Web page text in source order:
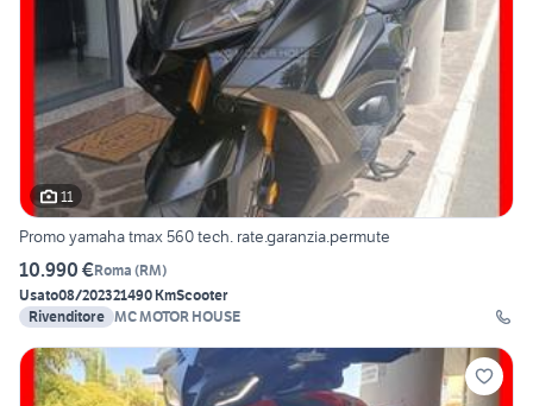
11
Promo yamaha tmax 560 tech. rate.garanzia.permute
10.990 €Roma (RM)
Usato08/202321490 KmScooter
Rivenditore MC MOTOR HOUSE